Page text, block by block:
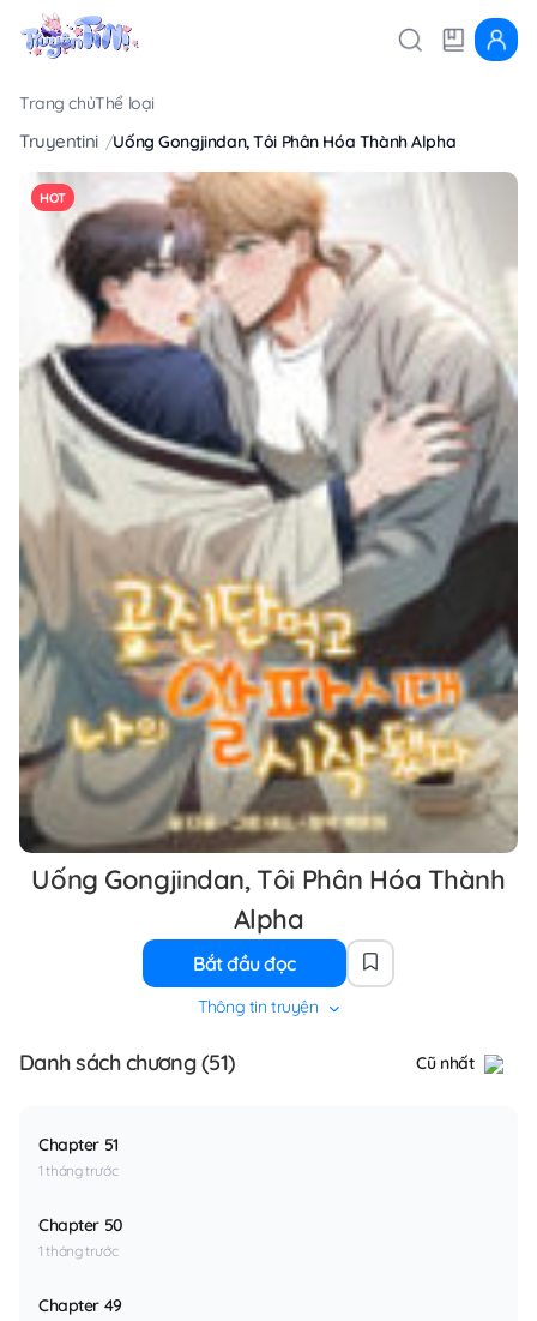
Trang chủThể loại
Truyentini Uống Gongjindan, Tôi Phân Hóa Thành Alpha
HOT
Uống Gongjindan, Tôi Phân Hóa Thành
Alpha
Bắt đầu đọc
Thông tin truyện
Danh sách chương (51) Cũ nhất
Chapter 51
1 tháng trước
Chapter 50
1 tháng trước
Chapter 49